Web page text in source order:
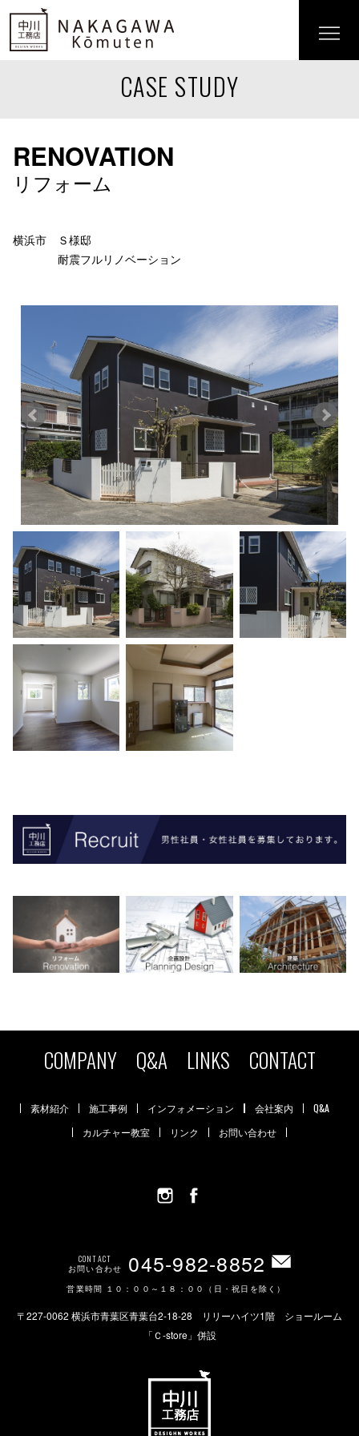
CASE STUDY
RENOVATION
リフォーム
横浜市 Ｓ様邸
耐震フルリノベーション
COMPANY Q&A LINKS CONTACT
素材紹介 施工事例 インフォメーション 会社案内
Q&A
カルチャー教室
リンク お問い合わせ
CONTACT
お問い合わせ
045-982-8852
営業時間 １０：００～１８：００（日・祝日を除く）
〒227-0062 横浜市青葉区青葉台2-18-28 リリーハイツ1階 ショールーム
「Ｃ-store」併設